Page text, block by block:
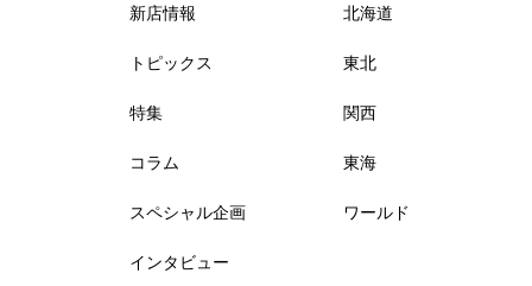
新店情報
トピックス
特集
コラム
スペシャル企画
インタビュー
北海道
東北
関西
東海
ワールド